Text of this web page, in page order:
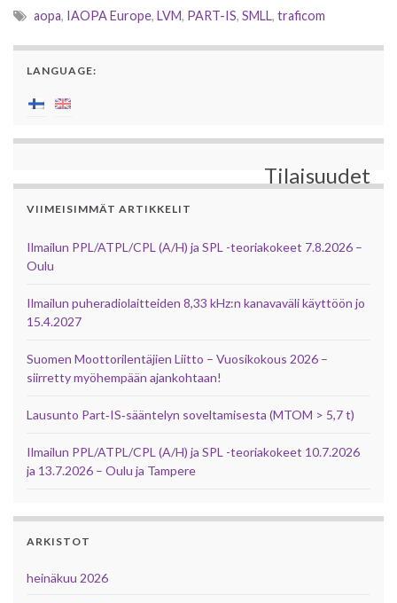
aopa, IAOPA Europe, LVM, PART-IS, SMLL, traficom
LANGUAGE:
Tilaisuudet
VIIMEISIMMÄT ARTIKKELIT
Ilmailun PPL/ATPL/CPL (A/H) ja SPL -teoriakokeet 7.8.2026 –
Oulu
Ilmailun puheradiolaitteiden 8,33 kHz:n kanavaväli käyttöön jo
15.4.2027
Suomen Moottorilentäjien Liitto – Vuosikokous 2026 –
siirretty myöhempään ajankohtaan!
Lausunto Part‑IS‑sääntelyn soveltamisesta (MTOM > 5,7 t)
Ilmailun PPL/ATPL/CPL (A/H) ja SPL -teoriakokeet 10.7.2026
ja 13.7.2026 – Oulu ja Tampere
ARKISTOT
heinäkuu 2026